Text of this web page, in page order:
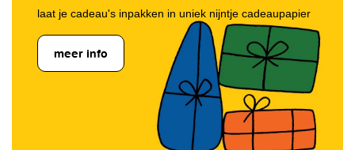
laat je cadeau's inpakken in uniek nijntje cadeaupapier
meer info